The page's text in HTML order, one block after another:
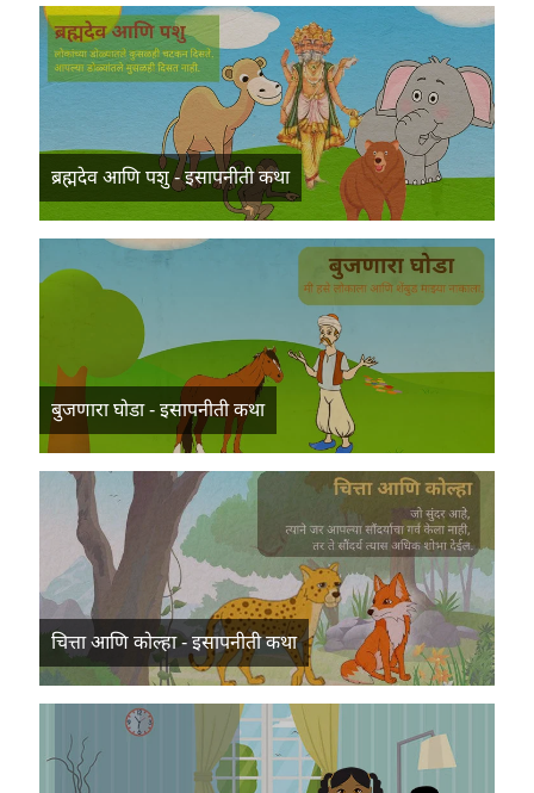
ब्रह्मदेव आणि पशु - इसापनीती कथा
बुजणारा घोडा - इसापनीती कथा
चित्ता आणि कोल्हा - इसापनीती कथा